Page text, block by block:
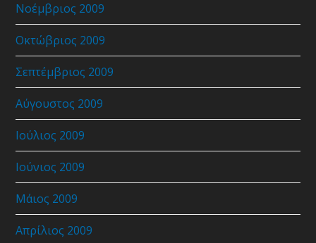
Νοέμβριος 2009
Οκτώβριος 2009
Σεπτέμβριος 2009
Αύγουστος 2009
Ιούλιος 2009
Ιούνιος 2009
Μάιος 2009
Απρίλιος 2009